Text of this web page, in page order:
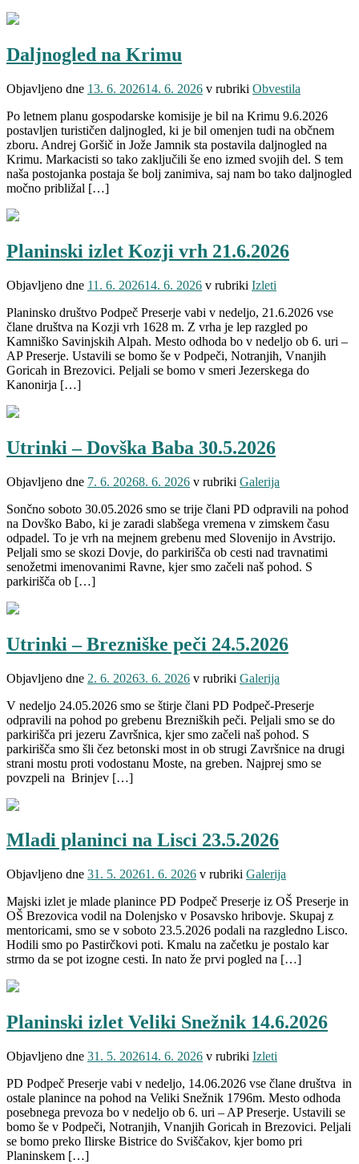
Daljnogled na Krimu
Objavljeno dne 13. 6. 202614. 6. 2026 v rubriki Obvestila
Po letnem planu gospodarske komisije je bil na Krimu 9.6.2026
postavljen turističen daljnogled, ki je bil omenjen tudi na občnem
zboru. Andrej Goršič in Jože Jamnik sta postavila daljnogled na
Krimu. Markacisti so tako zaključili še eno izmed svojih del. S tem
naša postojanka postaja še bolj zanimiva, saj nam bo tako daljnogled
močno približal […]
Planinski izlet Kozji vrh 21.6.2026
Objavljeno dne 11. 6. 202614. 6. 2026 v rubriki Izleti
Planinsko društvo Podpeč Preserje vabi v nedeljo, 21.6.2026 vse
člane društva na Kozji vrh 1628 m. Z vrha je lep razgled po
Kamniško Savinjskih Alpah. Mesto odhoda bo v nedeljo ob 6. uri –
AP Preserje. Ustavili se bomo še v Podpeči, Notranjih, Vnanjih
Goricah in Brezovici. Peljali se bomo v smeri Jezerskega do
Kanonirja […]
Utrinki – Dovška Baba 30.5.2026
Objavljeno dne 7. 6. 20268. 6. 2026 v rubriki Galerija
Sončno soboto 30.05.2026 smo se trije člani PD odpravili na pohod
na Dovško Babo, ki je zaradi slabšega vremena v zimskem času
odpadel. To je vrh na mejnem grebenu med Slovenijo in Avstrijo.
Peljali smo se skozi Dovje, do parkirišča ob cesti nad travnatimi
senožetmi imenovanimi Ravne, kjer smo začeli naš pohod. S
parkirišča ob […]
Utrinki – Brezniške peči 24.5.2026
Objavljeno dne 2. 6. 20263. 6. 2026 v rubriki Galerija
V nedeljo 24.05.2026 smo se štirje člani PD Podpeč-Preserje
odpravili na pohod po grebenu Brezniških peči. Peljali smo se do
parkirišča pri jezeru Završnica, kjer smo začeli naš pohod. S
parkirišča smo šli čez betonski most in ob strugi Završnice na drugi
strani mostu proti vodostanu Moste, na greben. Najprej smo se
povzpeli na Brinjev […]
Mladi planinci na Lisci 23.5.2026
Objavljeno dne 31. 5. 20261. 6. 2026 v rubriki Galerija
Majski izlet je mlade planince PD Podpeč Preserje iz OŠ Preserje in
OŠ Brezovica vodil na Dolenjsko v Posavsko hribovje. Skupaj z
mentoricami, smo se v soboto 23.5.2026 podali na razgledno Lisco.
Hodili smo po Pastirčkovi poti. Kmalu na začetku je postalo kar
strmo da se pot izogne cesti. In nato že prvi pogled na […]
Planinski izlet Veliki Snežnik 14.6.2026
Objavljeno dne 31. 5. 202614. 6. 2026 v rubriki Izleti
PD Podpeč Preserje vabi v nedeljo, 14.06.2026 vse člane društva in
ostale planince na pohod na Veliki Snežnik 1796m. Mesto odhoda
posebnega prevoza bo v nedeljo ob 6. uri – AP Preserje. Ustavili se
bomo še v Podpeči, Notranjih, Vnanjih Goricah in Brezovici. Peljali
se bomo preko Ilirske Bistrice do Sviščakov, kjer bomo pri
Planinskem […]